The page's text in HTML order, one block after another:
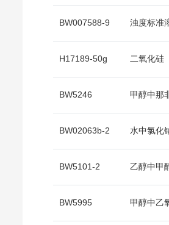
BW007588-9 浊度标准
H17189-50g 二氧化硅
BW5246 甲醇中那
BW02063b-2 水中氯化
BW5101-2 乙醇中甲
BW5995 甲醇中乙